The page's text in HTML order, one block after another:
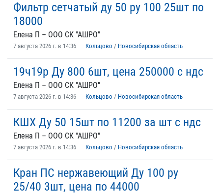
Фильтр сетчатый ду 50 ру 100 25шт по
18000
Елена П – ООО СК "АШРО"
7 августа 2026 г. в 14:36 Кольцово / Новосибирская область
19ч19р Ду 800 6шт, цена 250000 с ндс
Елена П – ООО СК "АШРО"
7 августа 2026 г. в 14:36 Кольцово / Новосибирская область
КШХ Ду 50 15шт по 11200 за шт с ндс
Елена П – ООО СК "АШРО"
7 августа 2026 г. в 14:36 Кольцово / Новосибирская область
Кран ПС нержавеющий Ду 100 ру
25/40 3шт, цена по 44000